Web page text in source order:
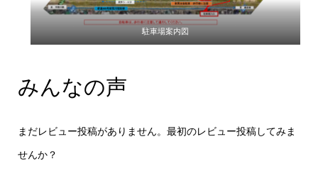
駐車場案内図
みんなの声
まだレビュー投稿がありません。最初のレビュー投稿してみま
せんか？